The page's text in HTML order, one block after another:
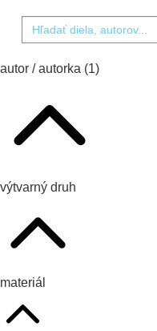
autor / autorka (1)
výtvarný druh
materiál